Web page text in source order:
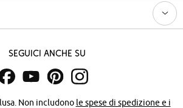
Seguici anche su
Non includono le spese di spedizione e i